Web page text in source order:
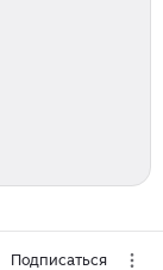
Подписаться